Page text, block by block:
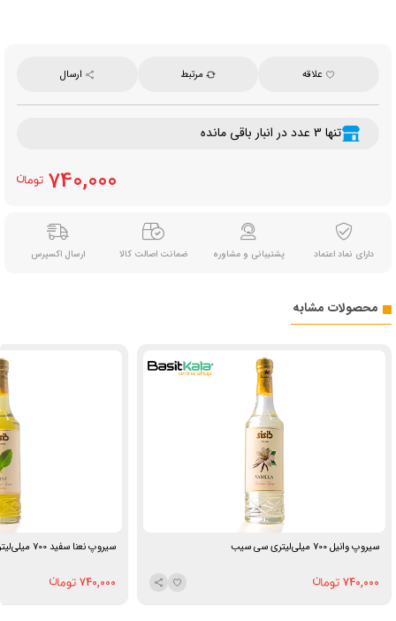
انجام می‌شود و هزینه ارسال با مشتری خواهد بود.
علاقه مرتبط ارسال
تنها 3 عدد در انبار باقی مانده
740,000
دارای نماد اعتماد پشتیبانی و مشاوره ضمانت اصالت کالا ارسال اکسپرس
محصولات مشابه
سیروپ وانیل 700 میلی‌لیتری سی سیب
740,000
سیروپ نعنا سفید 700 میلی‌لیتری سی سیب
740,000